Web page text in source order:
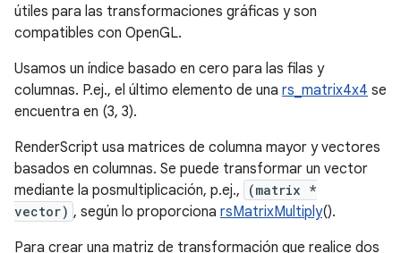
útiles para las transformaciones gráficas y son
compatibles con OpenGL.
Usamos un índice basado en cero para las filas y
columnas. P.ej., el último elemento de una rs_matrix4x4 se
encuentra en (3, 3).
RenderScript usa matrices de columna mayor y vectores
basados en columnas. Se puede transformar un vector
mediante la posmultiplicación, p.ej.,
(matrix *
vector) , según lo proporciona rsMatrixMultiply().
Para crear una matriz de transformación que realice dos